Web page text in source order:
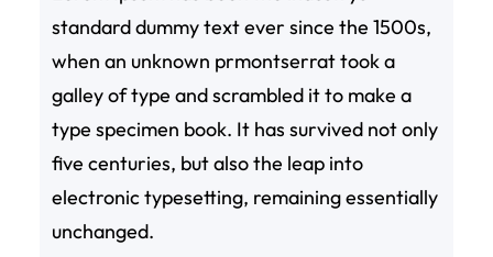
standard dummy text ever since the 1500s,
when an unknown prmontserrat took a
galley of type and scrambled it to make a
type specimen book. It has survived not only
five centuries, but also the leap into
electronic typesetting, remaining essentially
unchanged.